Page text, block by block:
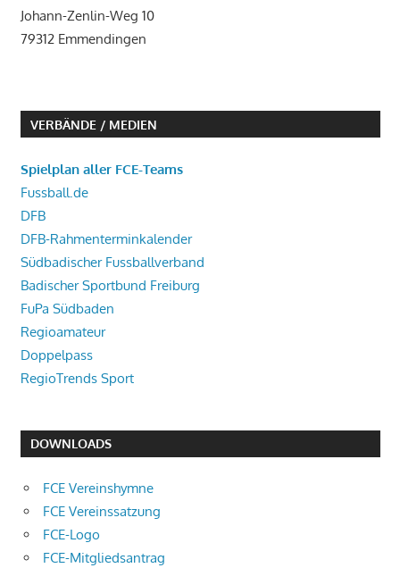
Johann-Zenlin-Weg 10
79312 Emmendingen
VERBÄNDE / MEDIEN
Spielplan aller FCE-Teams
Fussball.de
DFB
DFB-Rahmenterminkalender
Südbadischer Fussballverband
Badischer Sportbund Freiburg
FuPa Südbaden
Regioamateur
Doppelpass
RegioTrends Sport
DOWNLOADS
FCE Vereinshymne
FCE Vereinssatzung
FCE-Logo
FCE-Mitgliedsantrag